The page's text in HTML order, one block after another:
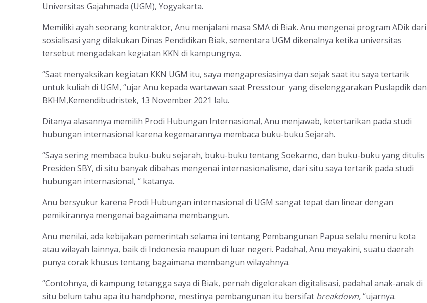
Universitas Gajahmada (UGM), Yogyakarta.
Memiliki ayah seorang kontraktor, Anu menjalani masa SMA di Biak. Anu mengenai program ADik dari
sosialisasi yang dilakukan Dinas Pendidikan Biak, sementara UGM dikenalnya ketika universitas
tersebut mengadakan kegiatan KKN di kampungnya.
“Saat menyaksikan kegiatan KKN UGM itu, saya mengapresiasinya dan sejak saat itu saya tertarik
untuk kuliah di UGM, “ujar Anu kepada wartawan saat Presstour yang diselenggarakan Puslapdik dan
BKHM,Kemendibudristek, 13 November 2021 lalu.
Ditanya alasannya memilih Prodi Hubungan Internasional, Anu menjawab, ketertarikan pada studi
hubungan internasional karena kegemarannya membaca buku-buku Sejarah.
“Saya sering membaca buku-buku sejarah, buku-buku tentang Soekarno, dan buku-buku yang ditulis
Presiden SBY, di situ banyak dibahas mengenai internasionalisme, dari situ saya tertarik pada studi
hubungan internasional, “ katanya.
Anu bersyukur karena Prodi Hubungan internasional di UGM sangat tepat dan linear dengan
pemikirannya mengenai bagaimana membangun.
Anu menilai, ada kebijakan pemerintah selama ini tentang Pembangunan Papua selalu meniru kota
atau wilayah lainnya, baik di Indonesia maupun di luar negeri. Padahal, Anu meyakini, suatu daerah
punya corak khusus tentang bagaimana membangun wilayahnya.
“Contohnya, di kampung tetangga saya di Biak, pernah digelorakan digitalisasi, padahal anak-anak di
situ belum tahu apa itu handphone, mestinya pembangunan itu bersifat breakdown,“ujarnya.